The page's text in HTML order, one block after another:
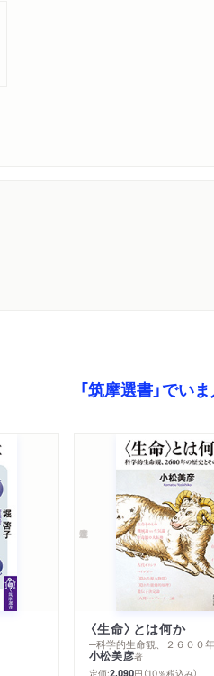
「筑摩選書」でい
〈生命〉とは何か
小松美彦著
定価:2,090円 （10％税込み）